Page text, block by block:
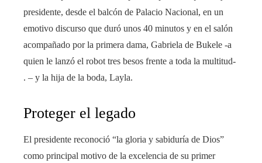
presidente, desde el balcón de Palacio Nacional, en un
emotivo discurso que duró unos 40 minutos y en el salón
acompañado por la primera dama, Gabriela de Bukele -a
quien le lanzó el robot tres besos frente a toda la multitud-
. – y la hija de la boda, Layla.
Proteger el legado
El presidente reconoció “la gloria y sabiduría de Dios”
como principal motivo de la excelencia de su primer